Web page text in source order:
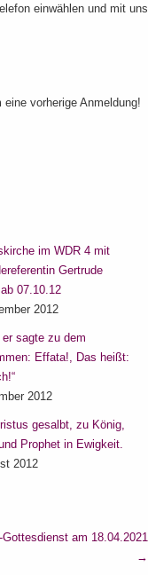
einwählen und mit uns
vorherige Anmeldung!
im WDR 4 mit
Gertrude
07.10.12
2012
sagte zu dem
Effata!, Das heißt:
2012
gesalbt, zu König,
Prophet in Ewigkeit.
2012
am 18.04.2021
→